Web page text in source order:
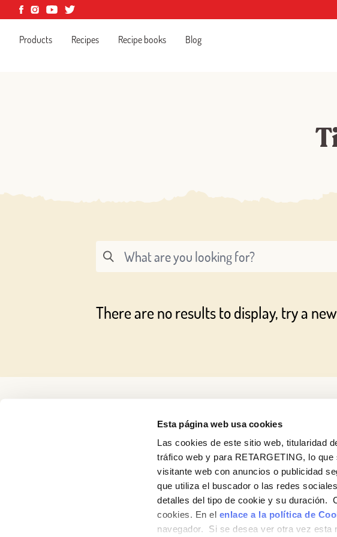
Esta página web usa cookies
Las cookies de este sitio web, titularidad
tráfico web y para RETARGETING, lo
visitante web con anuncios o publicidad
que utiliza el buscador o las redes
detalles del tipo de cookie y su duración.
cookies. En el enlace a la política de
navegador. Si se desea ver otra vez esta
Products Recipes Recipe books Blog
There are no results to display, try a